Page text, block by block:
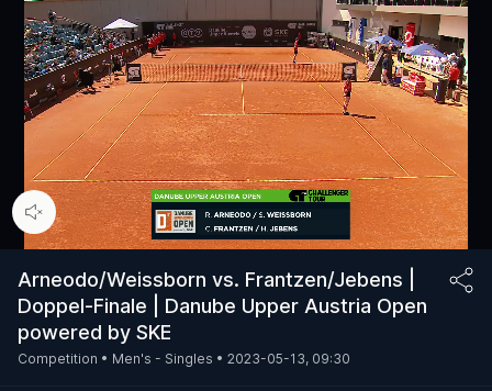
00:15 / 93:00
Arneodo/Weissborn vs. Frantzen/Jebens |
Doppel-Finale | Danube Upper Austria Open
powered by SKE
Competition • Men's - Singles • 2023-05-13, 09:30